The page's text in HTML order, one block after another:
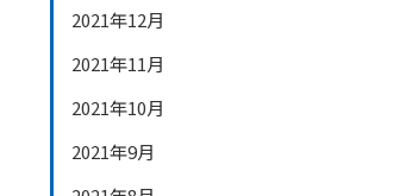
2021年12月
2021年11月
2021年10月
2021年9月